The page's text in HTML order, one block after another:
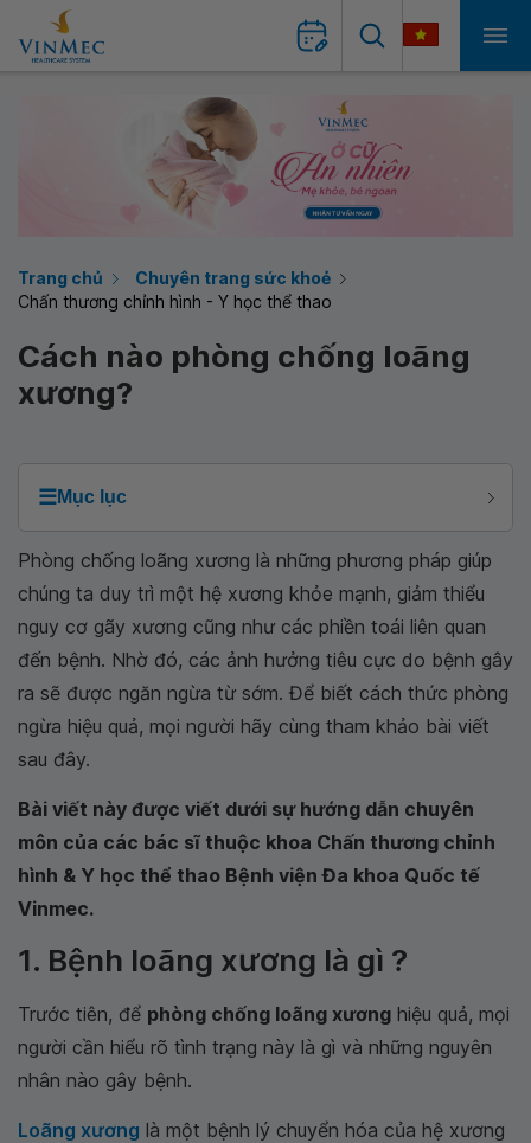
Trang chủ
Chuyên trang sức khoẻ
Chấn thương chỉnh hình - Y học thể thao
Cách nào phòng chống loãng
xương?
☰Mục lục
Phòng chống loãng xương là những phương pháp giúp
chúng ta duy trì một hệ xương khỏe mạnh, giảm thiểu
nguy cơ gãy xương cũng như các phiền toái liên quan
đến bệnh. Nhờ đó, các ảnh hưởng tiêu cực do bệnh gây
ra sẽ được ngăn ngừa từ sớm. Để biết cách thức phòng
ngừa hiệu quả, mọi người hãy cùng tham khảo bài viết
sau đây.
Bài viết này được viết dưới sự hướng dẫn chuyên
môn của các bác sĩ thuộc khoa Chấn thương chỉnh
hình & Y học thể thao Bệnh viện Đa khoa Quốc tế
Vinmec.
1. Bệnh loãng xương là gì ?
Trước tiên, để phòng chống loãng xương hiệu quả, mọi
người cần hiểu rõ tình trạng này là gì và những nguyên
nhân nào gây bệnh.
Loãng xương là một bệnh lý chuyển hóa của hệ xương